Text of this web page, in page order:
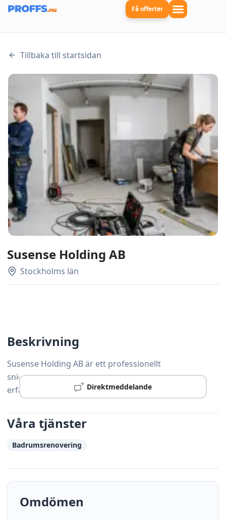
Få offerter
Tillbaka till startsidan
Susense Holding AB
Stockholms län
Direktmeddelande
Beskrivning
Susense Holding AB är ett professionellt
snickeriföretag verksamt i Hägersten med lång
erfarenhet av kvalitetsarbete och nöjda kunder.
Våra tjänster
Badrumsrenovering
Omdömen